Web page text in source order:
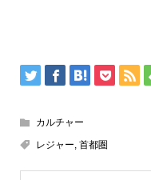
カルチャー
レジャー, 首都圏